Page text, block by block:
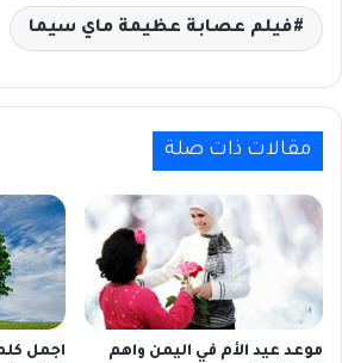
فيلم عصابة عظيمة ماي سيما
مقالات ذات صلة
موعد عيد الأم في اليمن واهم
اجمل